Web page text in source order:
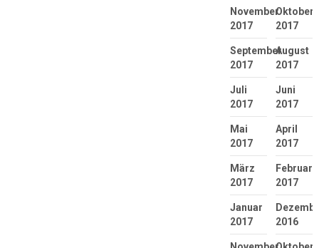
November
2017
Oktober
2017
September
2017
August
2017
Juli
2017
Juni
2017
Mai
2017
April
2017
März
2017
Februar
2017
Januar
2017
2016